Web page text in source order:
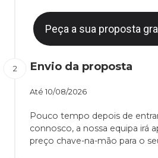
Peça a sua proposta
Envio da proposta
Até 10/08/2026
Pouco tempo depois de
connosco, a nossa equipa irá
preço chave-na-mão para o